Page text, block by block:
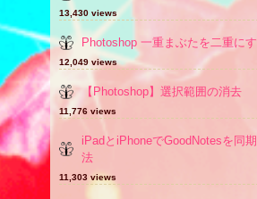
13,430 views
Photoshop 一重まぶたを二重に
12,049 views
【Photoshop】選択範囲の消去
11,776 views
iPadとiPhoneでGoodNotesを同
法
11,303 views